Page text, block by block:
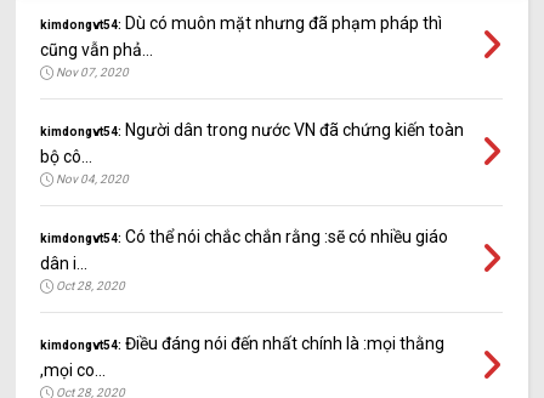
kimdongvt54: Dù có muôn mặt nhưng đã phạm pháp thì
cũng vẫn phả...
Nov 07, 2020
kimdongvt54: Người dân trong nước VN đã chứng kiến toàn
bộ cô...
Nov 04, 2020
kimdongvt54: Có thể nói chắc chắn rằng :sẽ có nhiều giáo
dân i...
Oct 28, 2020
kimdongvt54: Điều đáng nói đến nhất chính là :mọi thằng
,mọi co...
Oct 28, 2020